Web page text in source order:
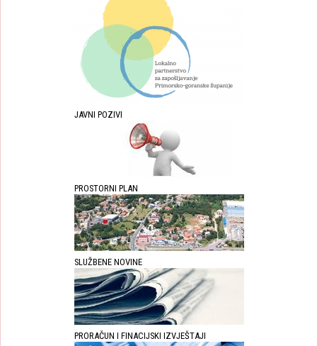
JAVNI POZIVI
PROSTORNI PLAN
SLUŽBENE NOVINE
PRORAČUN I FINACIJSKI IZVJEŠTAJI